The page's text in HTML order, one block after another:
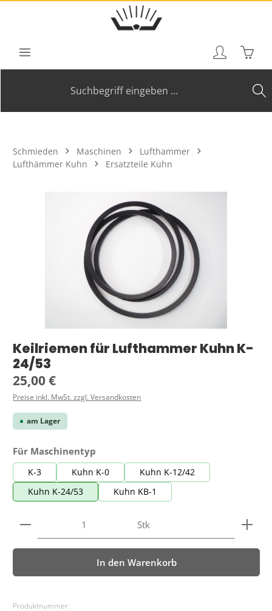
Zum Hauptinhalt springen
Schmieden Maschinen
Lufthammer
Lufthämmer Kuhn
Ersatzteile Kuhn
Keilriemen für Lufthammer Kuhn K-
24/53
Regulärer Preis:
25,00 €
Preise inkl. MwSt. zzgl. Versandkosten
am Lager
Für Maschinentyp
K-3 Kuhn K-0
Kuhn K-12/42
Kuhn K-24/53
Kuhn KB-1
Produkt Anzahl: Gib den gewünschten Wert ein
Stk
In den Warenkorb
Produktnummer: